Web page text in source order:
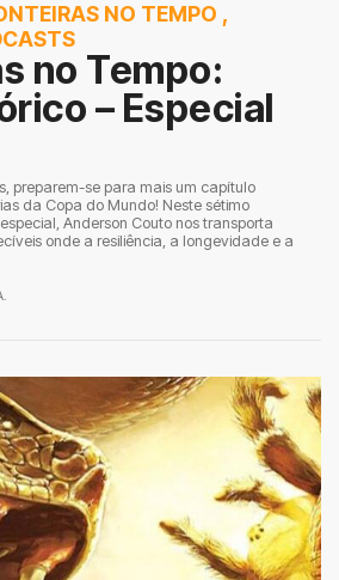
NO TEMPO ,
no Tempo:
– Especial
preparem-se para mais um capítulo
da Copa do Mundo! Neste sétimo
Anderson Couto nos transporta
onde a resiliência, a longevidade e a